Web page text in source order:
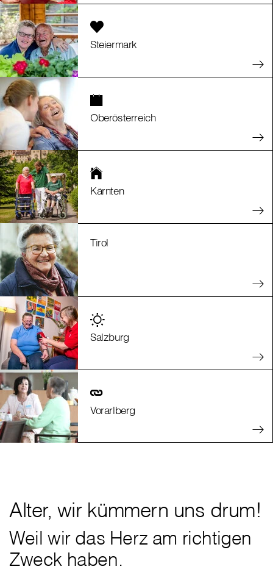
Steiermark
Oberösterreich
Kärnten
Tirol
Salzburg
Vorarlberg
Alter, wir kümmern uns drum!
Weil wir das Herz am richtigen
Zweck haben.